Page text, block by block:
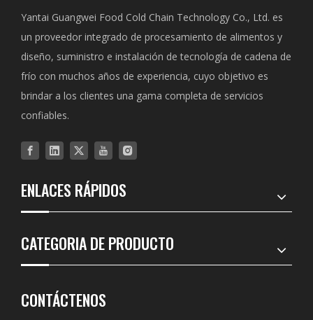
Yantai Guangwei Food Cold Chain Technology Co., Ltd. es
un proveedor integrado de procesamiento de alimentos y
diseño, suministro e instalación de tecnología de cadena de
frío con muchos años de experiencia, cuyo objetivo es
brindar a los clientes una gama completa de servicios
confiables.
ENLACES RÁPIDOS
CATEGORIA DE PRODUCTO
CONTÁCTENOS